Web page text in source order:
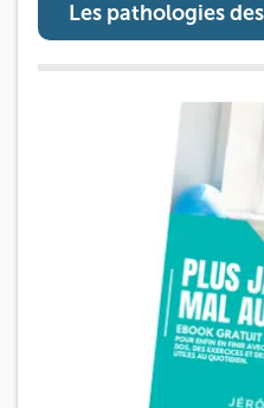
Les pathologies